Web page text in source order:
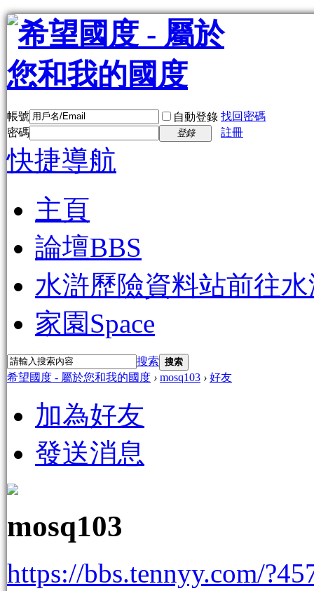
帳號 自動登錄 找回密碼
密碼
登錄 註冊
快捷導航
主頁
論壇BBS
水滸歷險資料站前往
家園Space
搜索 搜索
希望國度 - 屬於您和我的國度 › mosq103 › 好友
加為好友
發送消息
mosq103
https://bbs.tennyy.com/